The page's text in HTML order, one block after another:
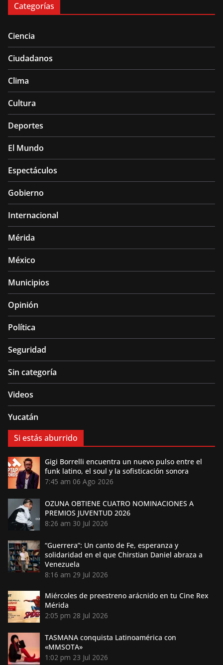
Categorías
Ciencia
Ciudadanos
Clima
Cultura
Deportes
El Mundo
Espectáculos
Gobierno
Internacional
Mérida
México
Municipios
Opinión
Política
Seguridad
Sin categoría
Videos
Yucatán
Si estás aburrido
Gigi Borrelli encuentra un nuevo pulso entre el
funk latino, el soul y la sofisticación sonora
7:45 am 06 Ago 2026
OZUNA OBTIENE CUATRO NOMINACIONES A
PREMIOS JUVENTUD 2026
8:26 am 30 Jul 2026
“Guerrera”: Un canto de Fe, esperanza y
solidaridad en el que Chirstian Daniel abraza a
Venezuela
8:16 am 29 Jul 2026
Miércoles de preestreno arácnido en tu Cine Rex
Mérida
2:05 pm 28 Jul 2026
TASMANA conquista Latinoamérica con
«MMSOTA»
1:02 pm 23 Jul 2026